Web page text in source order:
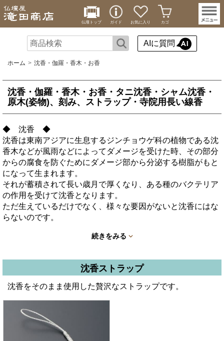
仏壇トップ ガイド お気に入り カゴ
AIに質問
ホーム 沈香・伽羅・香木・お香
沈香・伽羅・香木・お香・タニ沈香・シャム沈香・
原木(姿物)、刻み、ストラップ・寺院用長い線香
◆ 沈香 ◆
沈香は東南アジアに生息するジンチョウゲ科の植物である沈
香木などが風雨などによってダメージを受けた時、その部分
からの腐食を防ぐためにダメージ部から分泌する樹脂がもと
になって生まれます。
それが蓄積されて長い歳月で厚くなり、ある種のバクテリア
の作用を受けて沈香となります。
ただ生えているだけでなく、様々な要因がないと沈香にはな
らないのです。
続きをみる
沈香ストラップ
沈香をそのまま使用した贅沢なストラップです。